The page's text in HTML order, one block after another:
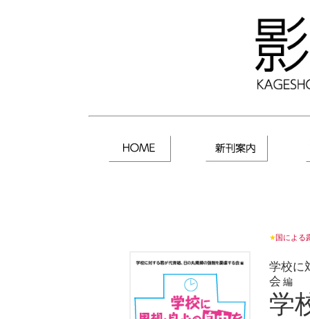
★国による
学校に
会 編
学